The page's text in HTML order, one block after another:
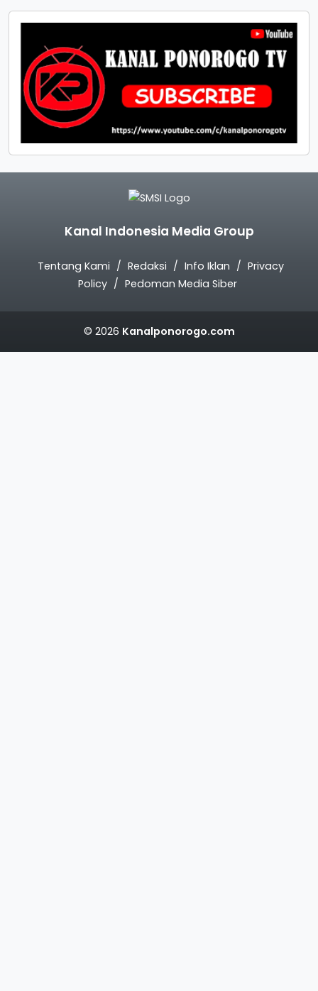
Kanal Indonesia Media Group
Tentang Kami Redaksi Info Iklan
Privacy
Policy
Pedoman Media Siber
© 2026 Kanalponorogo.com